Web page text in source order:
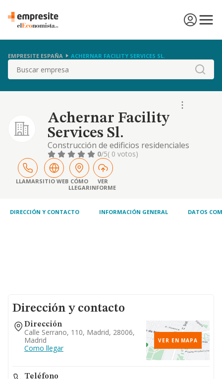
EMPRESITE ESPAÑA ACHERNAR FACILITY SERVICES SL.
Buscar
Achernar Facility
Services Sl.
Construcción de edificios residenciales
0/5( 0 votos)
LLAMARSITIO WEB CÓMO
LLEGAR
VER
INFORME
DIRECCIÓN Y CONTACTO INFORMACIÓN GENERAL DATOS
Dirección y contacto
Dirección
Calle Serrano, 110, Madrid, 28006,
Madrid
Como llegar
VER EN MAPA
Teléfono